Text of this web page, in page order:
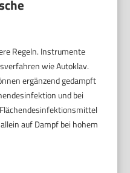
Regeln. Instrumente
wie Autoklav.
ergänzend gedampft
und bei
auf Dampf bei hohem